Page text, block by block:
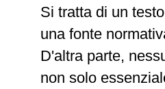
Si tratta di un
una fonte
D'altra parte,
non solo